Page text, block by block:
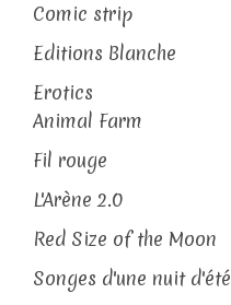
Comic strip
Editions Blanche
Erotics
Animal Farm
Fil rouge
L'Arène 2.0
Red Size of the Moon
Songes d'une nuit d'été